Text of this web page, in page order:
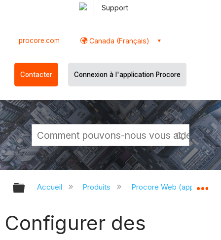
Support
procore.com Canada (Français)
Contacter Connexion à l'application Procore
Développer/réduire la hiérarchie
Accueil Produits Procore Web
Configurer des